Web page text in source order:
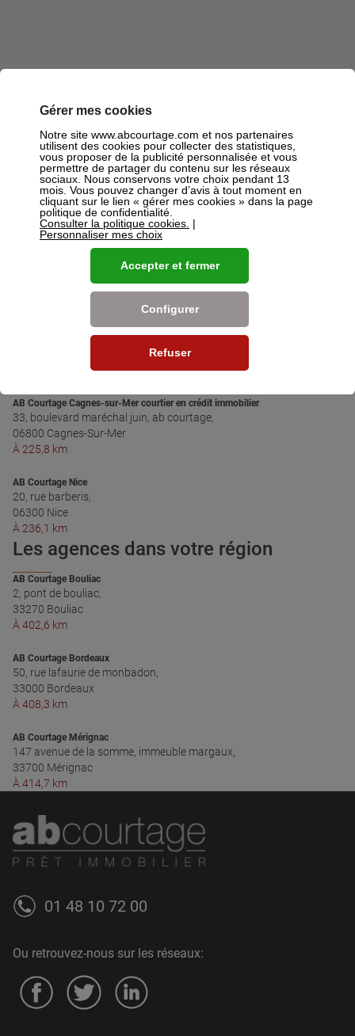
Les agences à proximité
AB Courtage Sommières
1, rue du général bruyère,
AB Courtage Cagnes-sur-Mer courtier en crédit immobilier
33, boulevard maréchal juin, ab courtage,
06800 Cagnes-Sur-Mer
À 225,8 km
AB Courtage Nice
20, rue barberis,
06300 Nice
À 236,1 km
Les agences dans votre région
AB Courtage Bouliac
2, pont de bouliac,
33270 Bouliac
À 402,6 km
AB Courtage Bordeaux
50, rue lafaurie de monbadon,
33000 Bordeaux
À 408,3 km
AB Courtage Mérignac
147 avenue de la somme, immeuble margaux,
33700 Mérignac
À 414,7 km
01 48 10 72 00
Ou retrouvez-nous sur les réseaux:
Gérer mes cookies
Notre site www.abcourtage.com et nos partenaires
utilisent des cookies pour collecter des statistiques,
vous proposer de la publicité personnalisée et vous
permettre de partager du contenu sur les réseaux
sociaux. Nous conservons votre choix pendant 13
mois. Vous pouvez changer d’avis à tout moment en
cliquant sur le lien « gérer mes cookies » dans la page
politique de confidentialité.
Consulter la politique cookies. |
Personnaliser mes choix
Refuser
Configurer
Accepter et fermer